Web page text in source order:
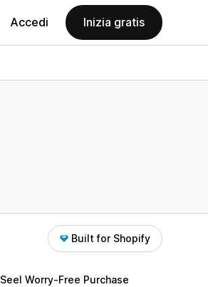
Accedi Inizia gratis
Built for Shopify
Seel Worry‑Free Purchase